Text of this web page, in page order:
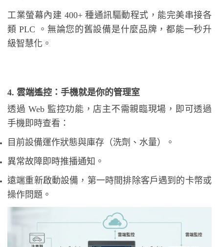
工業螢幕內建 400+ 種通訊驅動程式，能完美串接各
類 PLC 。無論您的舊設備是什麼品牌，都能一秒升
級智慧化。
4. 雲端遙控：手機就是你的管理室
透過 Web 監控功能，店主不需親臨現場，即可透過
手機即時查看：
目前設備運作狀態與庫存（洗劑、水量）。
異常故障即時推播通知。
遠端重新啟動設備，第一時間排除客戶遇到的卡幣或
操作問題。